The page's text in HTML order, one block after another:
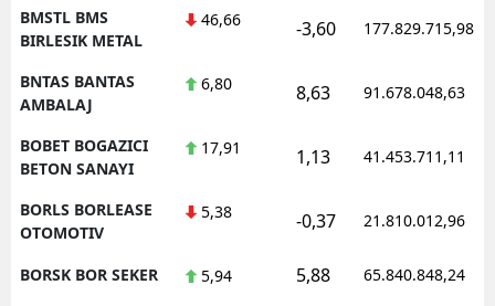
BMSTL BMS
BIRLESIK METAL
46,66 -3,60 177.829.715,98
BNTAS BANTAS
AMBALAJ
6,80 8,63 91.678.048,63
BOBET BOGAZICI
BETON SANAYI
17,91 1,13 41.453.711,11
BORLS BORLEASE
OTOMOTIV
5,38 -0,37 21.810.012,96
BORSK BOR SEKER 5,94 5,88 65.840.848,24